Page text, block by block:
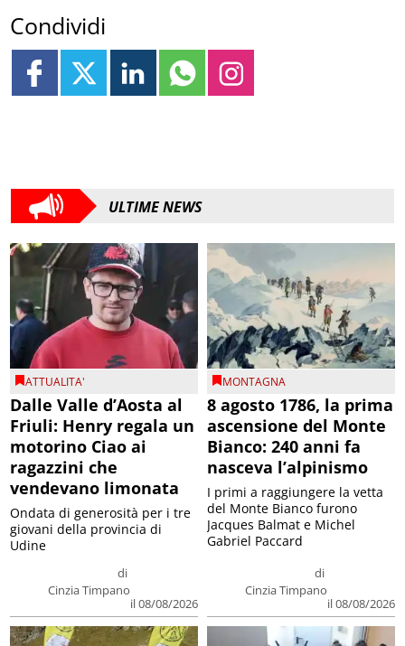
Condividi
ULTIME NEWS
ATTUALITA'
Dalle Valle d’Aosta al
Friuli: Henry regala un
motorino Ciao ai
ragazzini che
vendevano limonata
di
Cinzia Timpano
il 08/08/2026
Ondata di generosità per i tre
giovani della provincia di
Udine
MONTAGNA
8 agosto 1786, la prima
ascensione del Monte
Bianco: 240 anni fa
nasceva l’alpinismo
di
Cinzia Timpano
il 08/08/2026
I primi a raggiungere la vetta
del Monte Bianco furono
Jacques Balmat e Michel
Gabriel Paccard